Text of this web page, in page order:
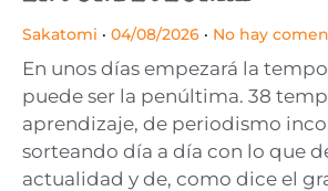
Sakatomi 04/08/2026 No hay
En unos días empezará la
puede ser la penúltima. 38
aprendizaje, de periodismo
sorteando día a día con lo que
actualidad y de, como dice el